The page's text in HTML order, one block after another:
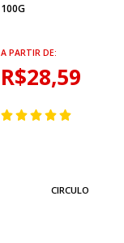
100G
A PARTIR DE:
R$28,59
CIRCULO